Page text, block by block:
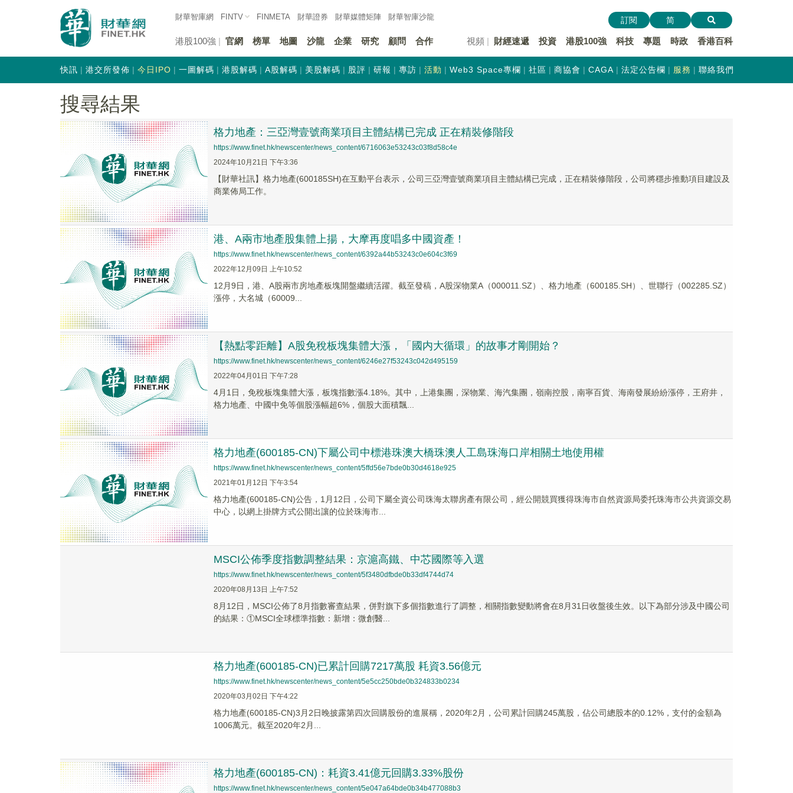
財華智庫網 FINTV FINMETA 財華證券 財華媒體矩陣 財華智庫沙龍
港股100強 官網 榜單 地圖 沙龍 企業 研究 顧問 合作 視頻 財經速遞 投資 港股100強 科技 專題 時政 香港百科
訂閱 简
快訊 港交所發佈 今日IPO 一圖解碼 港股解碼 A股解碼 美股解碼 股評 研報 專訪 活動 Web3 Space專欄 社區 商協會 CAGA 法定公告欄 服務 聯絡我們
搜尋結果
格力地產：三亞灣壹號商業項目主體結構已完成 正在精裝修階段
https://www.finet.hk/newscenter/news_content/6716063e53243c03f8d58c4e
2024年10月21日 下午3:36
【財華社訊】格力地產(600185SH)在互動平台表示，公司三亞灣壹號商業項目主體結構已完成，正在精裝修階段，公司將穩步推動項目建設及
商業佈局工作。
港、A兩市地產股集體上揚，大摩再度唱多中國資產！
https://www.finet.hk/newscenter/news_content/6392a44b53243c0e604c3f69
2022年12月09日 上午10:52
12月9日，港、A股兩市房地產板塊開盤繼續活躍。截至發稿，A股深物業A（000011.SZ）、格力地產（600185.SH）、世聯行（002285.SZ）
漲停，大名城（60009...
【熱點零距離】A股免稅板塊集體大漲，「國内大循環」的故事才剛開始？
https://www.finet.hk/newscenter/news_content/6246e27f53243c042d495159
2022年04月01日 下午7:28
4月1日，免稅板塊集體大漲，板塊指數漲4.18%。其中，上港集團，深物業、海汽集團，嶺南控股，南寧百貨、海南發展紛紛漲停，王府井，
格力地產、中國中免等個股漲幅超6%，個股大面積飄...
格力地產(600185-CN)下屬公司中標港珠澳大橋珠澳人工島珠海口岸相關土地使用權
https://www.finet.hk/newscenter/news_content/5ffd56e7bde0b30d4618e925
2021年01月12日 下午3:54
格力地產(600185-CN)公告，1月12日，公司下屬全資公司珠海太聯房產有限公司，經公開競買獲得珠海市自然資源局委托珠海市公共資源交易
中心，以網上掛牌方式公開出讓的位於珠海市...
MSCI公佈季度指數調整結果：京滬高鐵、中芯國際等入選
https://www.finet.hk/newscenter/news_content/5f3480dfbde0b33df4744d74
2020年08月13日 上午7:52
8月12日，MSCI公佈了8月指數審查結果，併對旗下多個指數進行了調整，相關指數變動將會在8月31日收盤後生效。以下為部分涉及中國公司
的結果：①MSCI全球標準指數：新增：微創醫...
格力地產(600185-CN)已累計回購7217萬股 耗資3.56億元
https://www.finet.hk/newscenter/news_content/5e5cc250bde0b324833b0234
2020年03月02日 下午4:22
格力地產(600185-CN)3月2日晚披露第四次回購股份的進展稱，2020年2月，公司累計回購245萬股，佔公司總股本的0.12%，支付的金額為
1006萬元。截至2020年2月...
格力地產(600185-CN)：耗資3.41億元回購3.33%股份
https://www.finet.hk/newscenter/news_content/5e047a64bde0b34b477088b3